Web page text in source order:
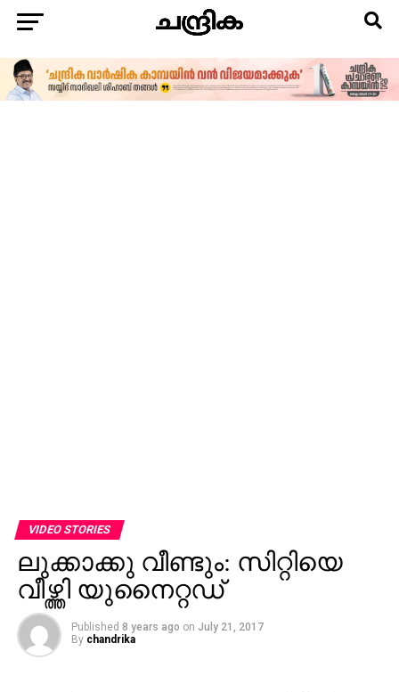
VIDEO STORIES
ലുക്കാക്കു വീണ്ടും: സിറ്റിയെ
വീഴ്ത്തി യുനൈറ്റഡ്
Published 8 years ago on July 21, 2017
By chandrika